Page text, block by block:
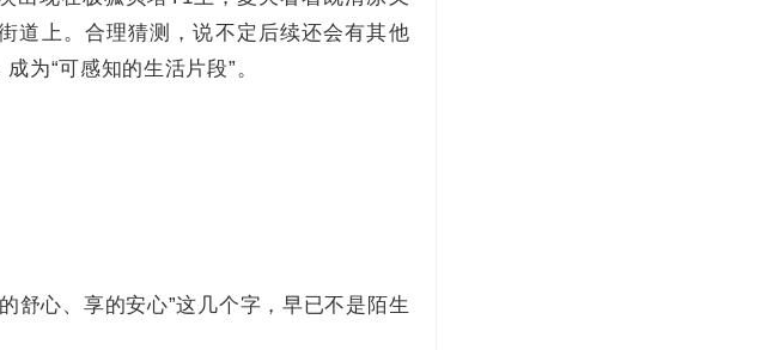
道上。合理猜测，说不定后续还会有其他
为“可感知的生活片段”。
舒心、享的安心”这几个字，早已不是陌生